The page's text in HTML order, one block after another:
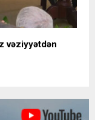
vəziyyətdən